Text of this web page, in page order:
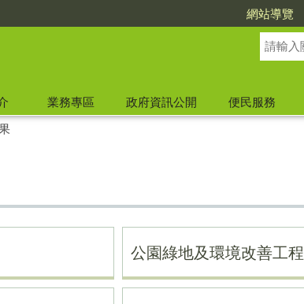
網站導覽
業務專區 政府資訊公開 便民服務
公園綠地及環境改善工程